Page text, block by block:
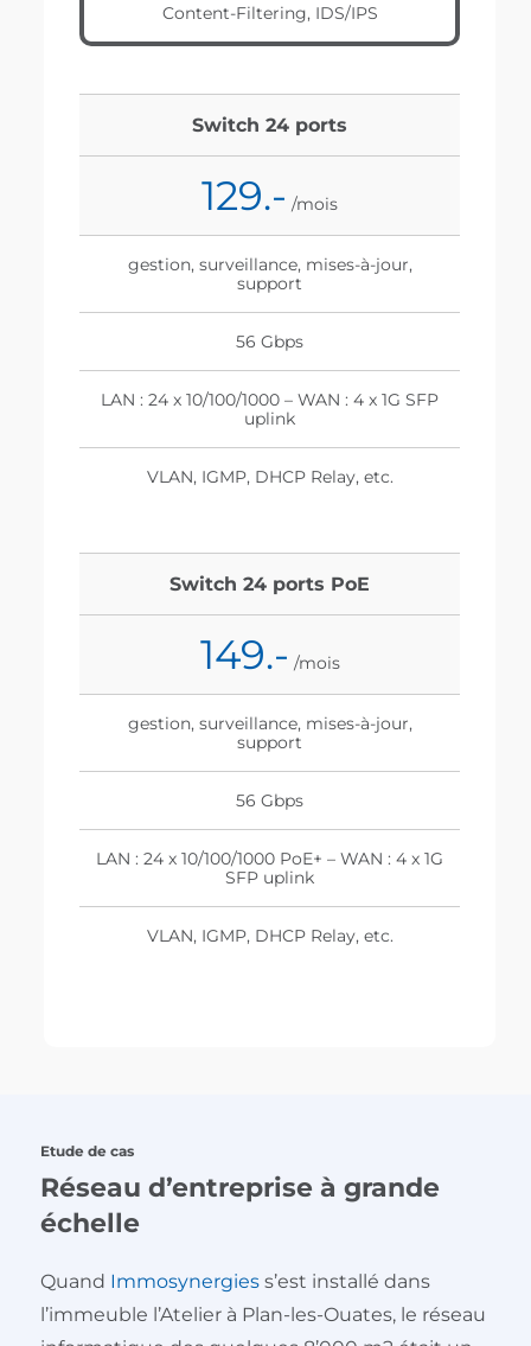
Content-Filtering, IDS/IPS
Switch 24 ports
129.- /mois
gestion, surveillance, mises-à-jour,
support
56 Gbps
LAN : 24 x 10/100/1000 – WAN : 4 x 1G SFP
uplink
VLAN, IGMP, DHCP Relay, etc.
Switch 24 ports PoE
149.- /mois
gestion, surveillance, mises-à-jour,
support
56 Gbps
LAN : 24 x 10/100/1000 PoE+ – WAN : 4 x 1G
SFP uplink
VLAN, IGMP, DHCP Relay, etc.
Etude de cas
Réseau d’entreprise à grande
échelle
Quand Immosynergiess’est installé dans
l’immeuble l’Atelier à Plan-les-Ouates, le réseau